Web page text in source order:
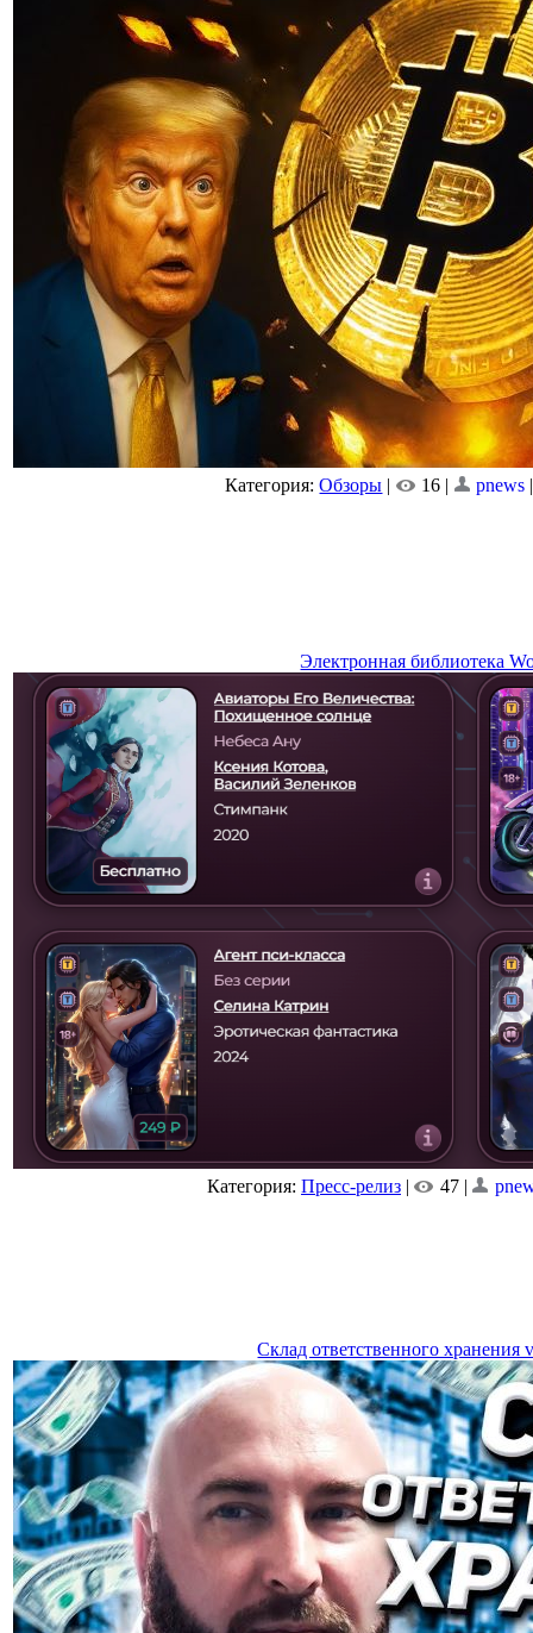
Категория:Обзоры | 16 | pnews
Электронная библиотека
Категория: Пресс-релиз | 47 |
Склад ответственного хранения